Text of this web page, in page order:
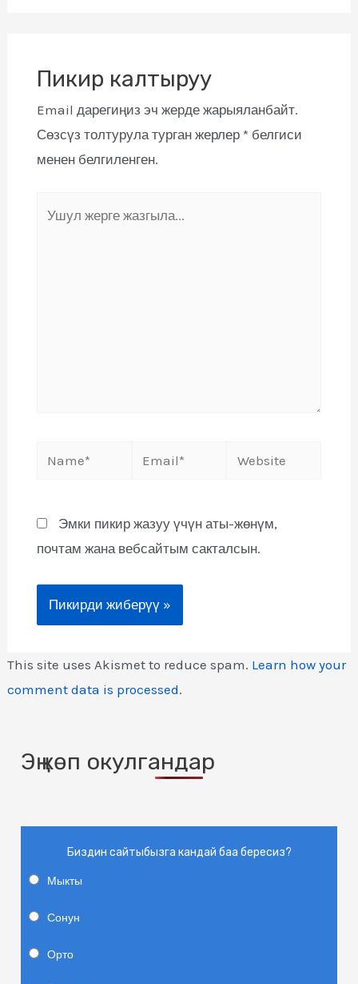
Пикир калтыруу
Email дарегиңиз эч жерде жарыяланбайт.
Сөзсүз толтурула турган жерлер * белгиси
менен белгиленген.
Эмки пикир жазуу үчүн аты-жөнүм,
почтам жана вебсайтым сакталсын.
This site uses Akismet to reduce spam. Learn how your
comment data is processed.
Эң көп окулгандар
Биздин сайтыбызга кандай баа бересиз?
Мыкты
Сонун
Орто